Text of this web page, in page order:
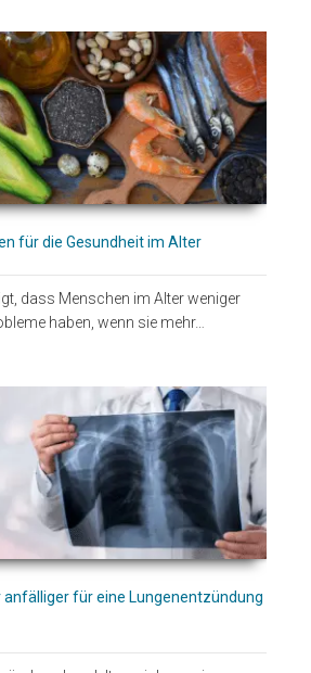
für die Gesundheit im Alter
dass Menschen im Alter weniger
haben, wenn sie mehr…
für eine Lungenentzündung